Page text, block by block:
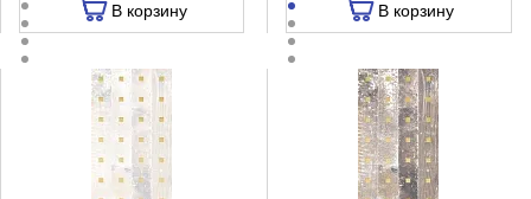
В корзину В корзину